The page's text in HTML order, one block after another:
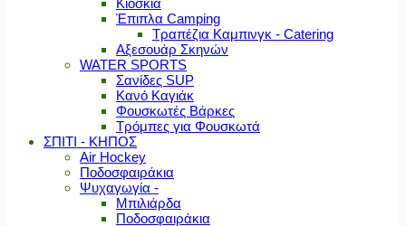
Κιόσκια
Έπιπλα Camping
Τραπέζια Καμπινγκ - Catering
Αξεσουάρ Σκηνών
WATER SPORTS
Σανίδες SUP
Κανό Καγιάκ
Φουσκωτές Βάρκες
Τρόμπες για Φουσκωτά
ΣΠΙΤΙ - ΚΗΠΟΣ
Air Hockey
Ποδοσφαιράκια
Ψυχαγωγία -
Μπιλιάρδα
Ποδοσφαιράκια